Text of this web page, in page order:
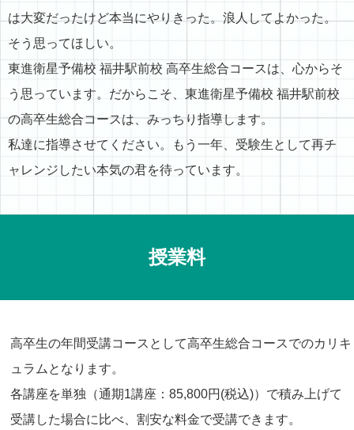
は大変だったけど本当にやりきった。浪人してよかった。
そう思ってほしい。
東進衛星予備校 福井駅前校 高卒生総合コースは、心からそ
う思っています。だからこそ、東進衛星予備校 福井駅前校
の高卒生総合コースは、みっちり指導します。
私達に指導させてください。もう一年、受験生として再チ
ャレンジしたい本気の君を待っています。
授業料
高卒生の年間受講コースとして高卒生総合コースでのカリキ
ュラムとなります。
各講座を単独（通期1講座：85,800円(税込)）で積み上げて
受講した場合に比べ、割安な料金で受講できます。